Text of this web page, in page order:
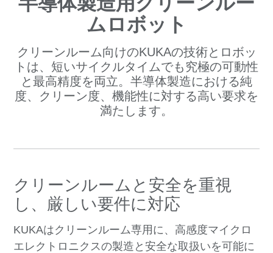
ムロボット
クリーンルーム向けのKUKAの技術とロボッ
トは、短いサイクルタイムでも究極の可動性
と最高精度を両立。半導体製造における純
度、クリーン度、機能性に対する高い要求を
満たします。
クリーンルームと安全を重視
し、厳しい要件に対応
KUKAはクリーンルーム専用に、高感度マイクロ
エレクトロニクスの製造と安全な取扱いを可能に